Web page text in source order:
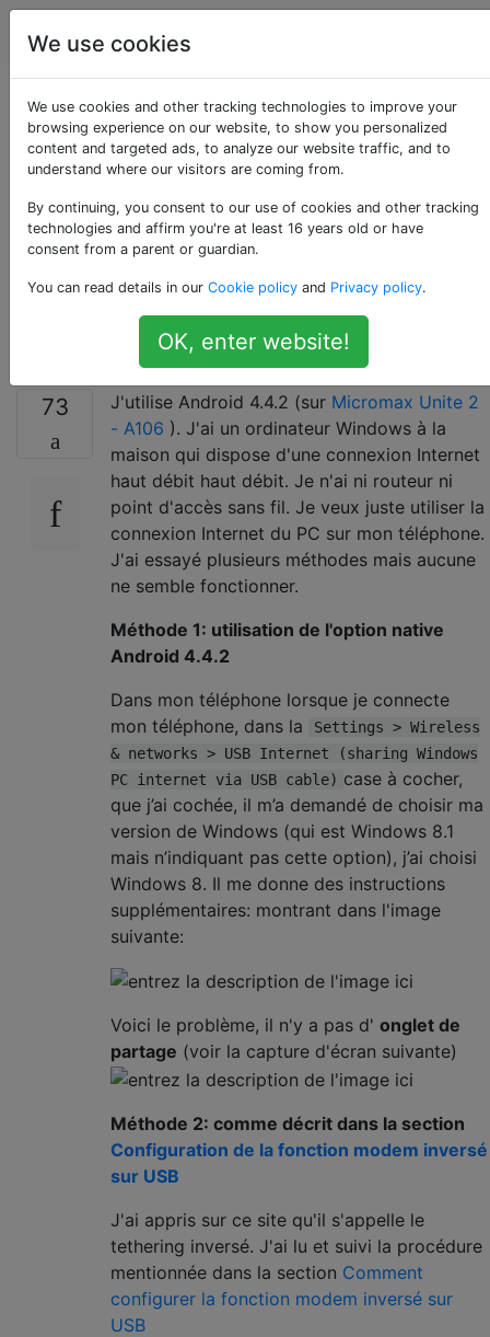
Android
Comment utiliser
Internet sous
Windows sur un
téléphone Android
via un câble USB
73 J'utilise Android 4.4.2 (sur Micromax Unite 2
- A106 ). J'ai un ordinateur Windows à la
maison qui dispose d'une connexion Internet
haut débit haut débit. Je n'ai ni routeur ni
point d'accès sans fil. Je veux juste utiliser la
connexion Internet du PC sur mon téléphone.
J'ai essayé plusieurs méthodes mais aucune
ne semble fonctionner.
Méthode 1: utilisation de l'option native
Android 4.4.2
Dans mon téléphone lorsque je connecte
mon téléphone, dans la
Settings > Wireless
& networks > USB Internet (sharing Windows
PC internet via USB cable) case à cocher,
que j’ai cochée, il m’a demandé de choisir ma
version de Windows (qui est Windows 8.1
mais n’indiquant pas cette option), j’ai choisi
Windows 8. Il me donne des instructions
supplémentaires: montrant dans l'image
suivante:
Voici le problème, il n'y a pas d' onglet de
partage (voir la capture d'écran suivante)
Méthode 2: comme décrit dans la section
Configuration de la fonction modem inversé
sur USB
J'ai appris sur ce site qu'il s'appelle le
tethering inversé. J'ai lu et suivi la procédure
mentionnée dans la section Comment
configurer la fonction modem inversé sur
USB
We use cookies
We use cookies and other tracking technologies to improve your
browsing experience on our website, to show you personalized
content and targeted ads, to analyze our website traffic, and to
understand where our visitors are coming from.
By continuing, you consent to our use of cookies and other tracking
technologies and affirm you're at least 16 years old or have
consent from a parent or guardian.
You can read details in our Cookie policy and Privacy policy.
OK, enter website!